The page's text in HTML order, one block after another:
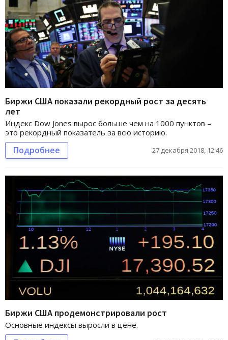
Биржи США показали рекордный рост за десять
лет
Индекс Dow Jones вырос больше чем на 1000 пунктов –
это рекордный показатель за всю историю.
Подробнее 27 декабря 2018, 12:46
Биржи США продемонстрировали рост
Основные индексы выросли в цене.